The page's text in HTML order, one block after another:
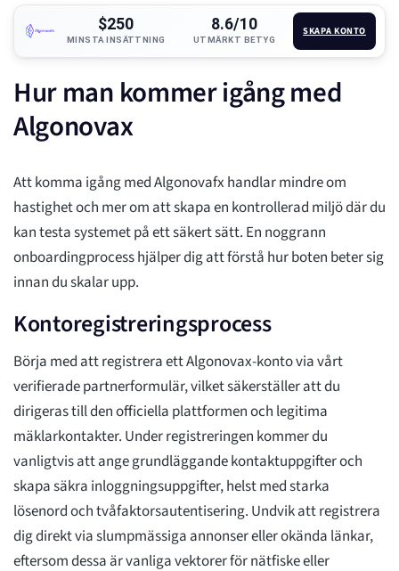
$250
MINSTA INSÄTTNING
8.6/10
UTMÄRKT BETYG
SKAPA KONTO
Hur man kommer igång med
Algonovax
Att komma igång med Algonovafx handlar mindre om
hastighet och mer om att skapa en kontrollerad miljö där du
kan testa systemet på ett säkert sätt. En noggrann
onboardingprocess hjälper dig att förstå hur boten beter sig
innan du skalar upp.
Kontoregistreringsprocess
Börja med att registrera ett Algonovax-konto via vårt
verifierade partnerformulär, vilket säkerställer att du
dirigeras till den officiella plattformen och legitima
mäklarkontakter. Under registreringen kommer du
vanligtvis att ange grundläggande kontaktuppgifter och
skapa säkra inloggningsuppgifter, helst med starka
lösenord och tvåfaktorsautentisering. Undvik att registrera
dig direkt via slumpmässiga annonser eller okända länkar,
eftersom dessa är vanliga vektorer för nätfiske eller